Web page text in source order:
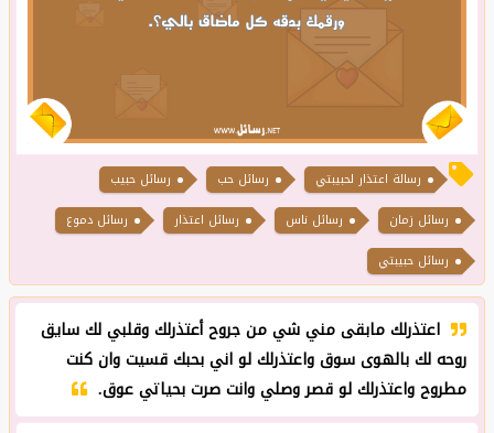
رسالة اعتذار لحبيبتي رسائل حب
رسائل حبيب
رسائل زمان
رسائل ناس رسائل اعتذار
رسائل دموع
رسائل حبيبتي
اعتذرلك مابقى مني شي من جروح أعتذرلك وقلبي لك سايق
روحه لك بالهوى سوق واعتذرلك لو اني بحبك قسيت وان كنت
مطروح واعتذرلك لو قصر وصلي وانت صرت بحياتي عوق.